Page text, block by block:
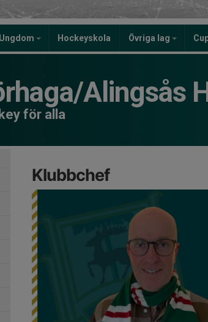
Ungdom Hockeyskola Övriga lag
Alingsås
för alla
Klubbchef